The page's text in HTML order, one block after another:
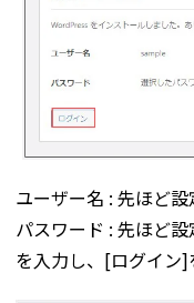
ユーザー名 : 先ほど
パスワード : 先ほど
を入力し、[ログイン]